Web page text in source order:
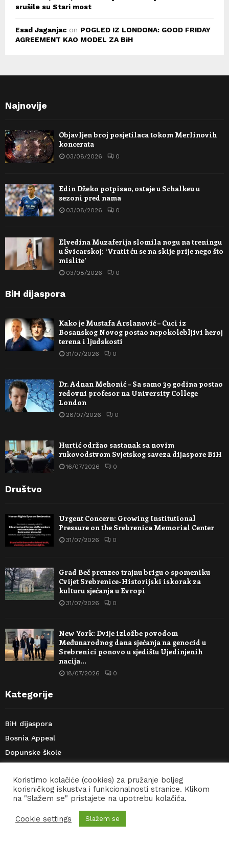
srušile su Stari most
Esad Jaganjac on POGLED IZ LONDONA: GOOD FRIDAY
AGREEMENT KAO MODEL ZA BiH
Najnovije
Objavljen broj posjetilaca tokom Merlinovih
koncerata
03/08/2026 0
Edin Džeko potpisao, ostaje u Schalkeu u
sezoni pred nama
03/08/2026 0
Elvedina Muzaferija slomila nogu na treningu
u Švicarskoj: ‘Vratit ću se na skije prije nego što
mislite’
03/08/2026 0
BiH dijaspora
Kako je Mustafa Arslanović – Cuci iz
Bosanskog Novog postao nepokolebljivi heroj
terena i ljudskosti
31/07/2026 0
Dr. Adnan Mehonić – Sa samo 39 godina postao
redovni profesor na University College
London
28/07/2026 0
Hurtić održao sastanak sa novim
rukovodstvom Svjetskog saveza dijaspore BiH
16/07/2026 0
Društvo
Urgent Concern: Growing Institutional
Pressure on the Srebrenica Memorial Center
31/07/2026 0
Grad Beč preuzeo trajnu brigu o spomeniku
Cvijet Srebrenice-Historijski iskorak za
kulturu sjećanja u Evropi
31/07/2026 0
New York: Dvije izložbe povodom
Međunarodnog dana sjećanja na genocid u
Srebrenici ponovo u sjedištu Ujedinjenih
nacija…
18/07/2026 0
Kategorije
BiH dijaspora
Bosnia Appeal
Dopunske škole
Biznis
Kultura
Sport
Koristimo kolačiće (cookies) za pružanje boljeg
korisničkog iskustva i funkcionalnosti stranice. Klikom
na "Slažem se" pristajete na upotrebu kolačića.
Cookie settings Slažem se